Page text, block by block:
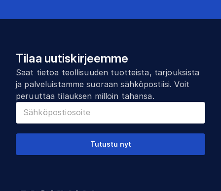
Tilaa uutiskirjeemme
Saat tietoa teollisuuden tuotteista, tarjouksista
ja palveluistamme suoraan sähköpostiisi. Voit
peruuttaa tilauksen milloin tahansa.
Tutustu nyt